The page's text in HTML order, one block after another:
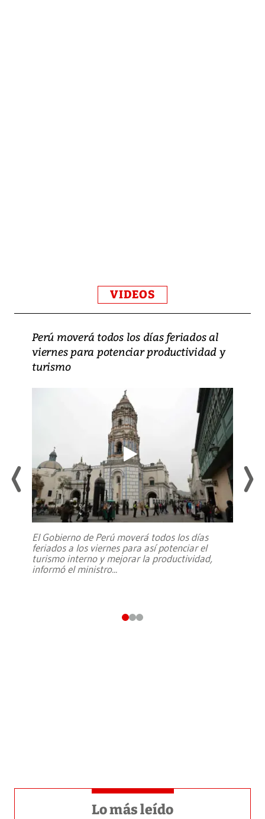
VIDEOS
Perú moverá todos los días feriados al
viernes para potenciar productividad y
turismo
El Gobierno de Perú moverá todos los días
feriados a los viernes para así potenciar el
turismo interno y mejorar la productividad,
informó el ministro...
Lo más leído